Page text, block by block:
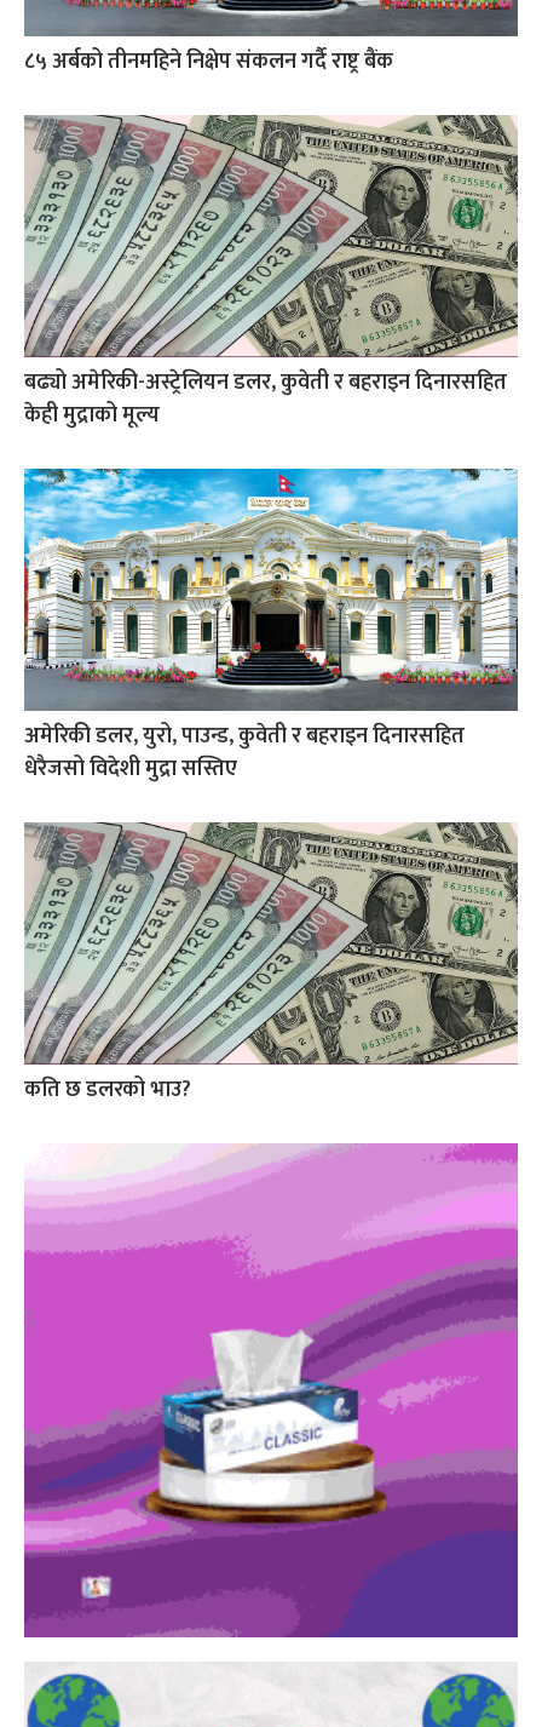
८५ अर्बको तीनमहिने निक्षेप संकलन गर्दै राष्ट्र बैंक
बढ्यो अमेरिकी-अस्ट्रेलियन डलर, कुवेती र बहराइन दिनारसहित
केही मुद्राको मूल्य
अमेरिकी डलर, युरो, पाउन्ड, कुवेती र बहराइन दिनारसहित
धेरैजसो विदेशी मुद्रा सस्तिए
कति छ डलरको भाउ?